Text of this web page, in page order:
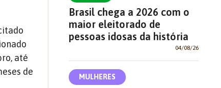
até
de
Brasil chega a 2026 com o
maior eleitorado de
pessoas idosas da história
04/08/26
MULHERES